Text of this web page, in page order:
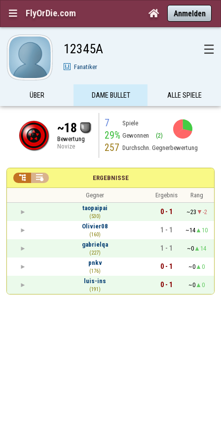
 FlyOrDie.com  Anmelden
12345A ☰
Fanatiker
ÜBER DAME BULLET ALLE SPIELE
~18
Bewertung
Novize
7 Spiele
29% Gewonnen (2)
257 Durchschn. Gegnerbewertung
ERGEBNISSE
 
Gegner Ergebnis
Rang
taopaipai
(530)
0 - 1 ~23
-2
Olivier08
(160)
1 - 1 ~14
10
gabrielqa
(227)
1 - 1 ~0
14
pnkv
(176)
0 - 1 ~0
0
luis-ins
(191)
0 - 1 ~0 0